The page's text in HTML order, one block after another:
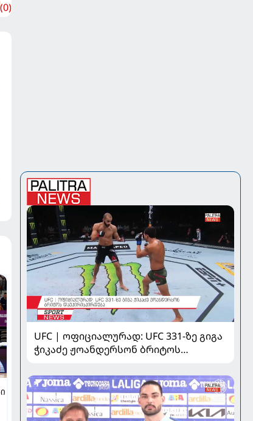
(0)
UFC | ოფიციალურად: UFC 331-ზე გიგა
ჭიკაძე ჟოანდერსონ ბრიტოს